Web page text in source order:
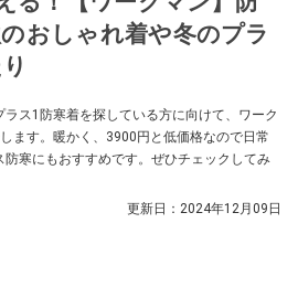
おしゃれ着や冬のプラ
ス1防寒着を探している方に向けて、ワーク
ます。暖かく、3900円と低価格なので日常
寒にもおすすめです。ぜひチェックしてみ
更新日： 2024年12月09日